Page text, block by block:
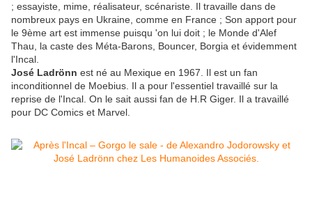
; essayiste, mime, réalisateur, scénariste. Il travaille dans de
nombreux pays en Ukraine, comme en France ; Son apport pour
le 9ème art est immense puisqu 'on lui doit ; le Monde d'Alef
Thau, la caste des Méta-Barons, Bouncer, Borgia et évidemment
l'Incal.
José Ladrönn est né au Mexique en 1967. Il est un fan
inconditionnel de Moebius. Il a pour l'essentiel travaillé sur la
reprise de l'Incal. On le sait aussi fan de H.R Giger. Il a travaillé
pour DC Comics et Marvel.